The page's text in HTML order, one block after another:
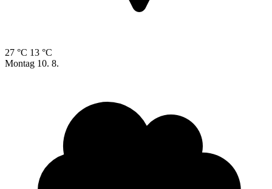
27 °C 13 °C
Montag 10. 8.